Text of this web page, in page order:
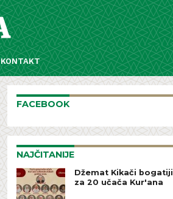
KONTAKT
FACEBOOK
NAJČITANIJE
Džemat Kikači bogatiji
za 20 učača Kur'ana